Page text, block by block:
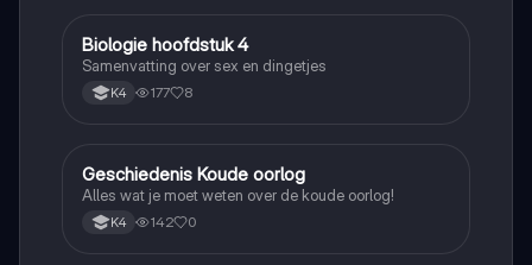
Biologie
Biologie hoofdstuk 4
Samenvatting over sex en dingetjes
K4 177 8
Geschiedenis
Geschiedenis Koude oorlog
Alles wat je moet weten over de koude oorlog!
K4 142 0